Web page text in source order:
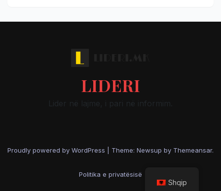
LIDERI
Lider në lajme, i pari në informim.
Proudly powered by WordPress Theme: Newsup by Themeansar.
Politika e privatësisë
Shqip